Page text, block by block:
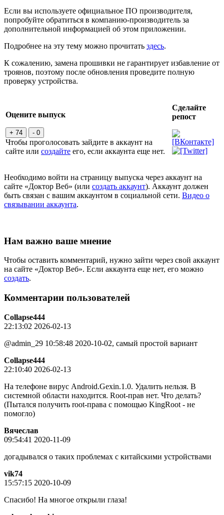
Если вы используете официальное ПО производителя,
попробуйте обратиться в компанию-производитель за
дополнительной информацией об этом приложении.
Подробнее на эту тему можно прочитать здесь.
К сожалению, замена прошивки не гарантирует избавление от
троянов, поэтому после обновления проведите полную
проверку устройства.
Оцените выпуск
+ 74 - 0
Чтобы проголосовать зайдите в аккаунт на
сайте или создайте его, если аккаунта еще нет.
Сделайте
репост
Необходимо войти на страницу выпуска через аккаунт на
сайте «Доктор Веб» (или создать аккаунт). Аккаунт должен
быть связан с вашим аккаунтом в социальной сети. Видео о
связывании аккаунта.
Нам важно ваше мнение
Чтобы оставить комментарий, нужно зайти через свой аккаунт
на сайте «Доктор Веб». Если аккаунта еще нет, его можно
создать.
Комментарии пользователей
Collapse444
22:13:02 2026-02-13
@admin_29 10:58:48 2020-10-02, самый простой вариант
Collapse444
22:10:40 2026-02-13
На телефоне вирус Android.Gexin.1.0. Удалить нельзя. В
системной области находится. Root-прав нет. Что делать?
(Пытался получить root-права с помощью KingRoot - не
помогло)
Вячеслав
09:54:41 2020-11-09
догадывался о таких проблемах с китайскими устройствами
vik74
15:57:15 2020-10-09
Спасибо! На многое открыли глаза!